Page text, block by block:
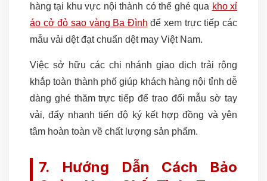
hàng tại khu vực nội thành có thể ghé qua kho xỉ
áo cở đỏ sao vàng Ba Đình để xem trực tiếp các
mẫu vải dệt đạt chuẩn dệt may Việt Nam.
Việc sở hữu các chi nhánh giao dịch trải rộng
khắp toàn thành phố giúp khách hàng nội tỉnh dễ
dàng ghé thăm trực tiếp để trao đổi mẫu sờ tay
vải, đẩy nhanh tiến độ ký kết hợp đồng và yên
tâm hoàn toàn về chất lượng sản phẩm.
7. Hướng Dẫn Cách Bảo